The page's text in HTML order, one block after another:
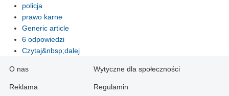
policja
prawo karne
Generic article
6 odpowiedzi
Czytaj&nbsp;dalej
O nas
Reklama
Wytyczne dla społeczności
Regulamin